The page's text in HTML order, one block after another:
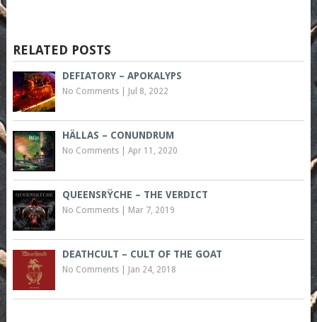
RELATED POSTS
DEFIATORY – APOKALYPS
No Comments| Jul 8, 2022
HÄLLAS – CONUNDRUM
No Comments| Apr 11, 2020
QUEENSRŸCHE – THE VERDICT
No Comments| Mar 7, 2019
DEATHCULT – CULT OF THE GOAT
No Comments| Jan 24, 2018